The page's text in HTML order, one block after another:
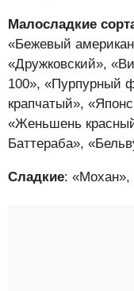
Малосладкие
«Бежевый
«Дружковский»,
100», «Пурпурный
крапчатый»,
«Женьшень
Баттераба»,
Сладкие: «Мохан»,